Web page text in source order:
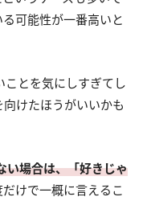
可能性が一番高いと
ことを気にしすぎてし
けたほうがいいかも
い場合は、「好きじゃ
けで一概に言えるこ